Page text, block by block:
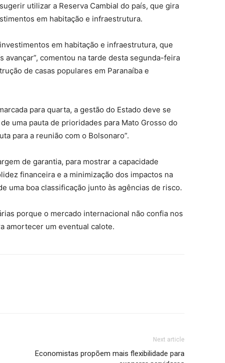
utilizar a Reserva Cambial do país, que gira
em habitação e infraestrutura.
em habitação e infraestrutura, que
comentou na tarde desta segunda-feira
de casas populares em Paranaíba e
para quarta, a gestão do Estado deve se
uma pauta de prioridades para Mato Grosso do
para a reunião com o Bolsonaro”.
de garantia, para mostrar a capacidade
financeira e a minimização dos impactos na
uma boa classificação junto às agências de risco.
porque o mercado internacional não confia nos
amortecer um eventual calote.
Next article
Economistas propõem mais flexibilidade para